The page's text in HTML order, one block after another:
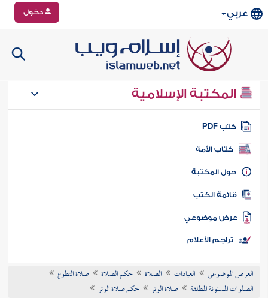
عربي دخول
المكتبة الإسلامية
كتب PDF
كتاب الأمة
المكتبة
الكتب
موضوعي
تراجم الأعلام
العرض الموضوعي العبادات الصلاة حكم الصلاة
صلاة التطوع
الصلوات المسنونة المطلقة
صلاة الوتر حكم صلاة الوتر